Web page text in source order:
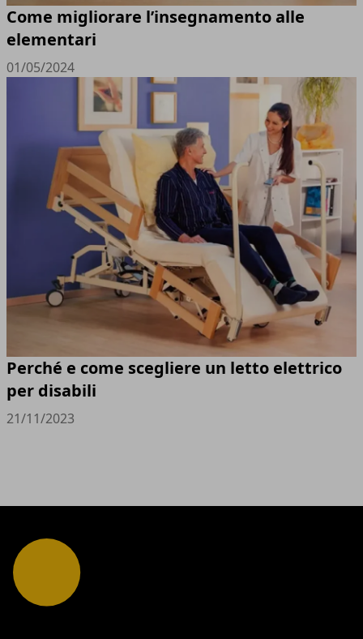
Come migliorare l’insegnamento alle
elementari
01/05/2024
Perché e come scegliere un letto elettrico
per disabili
21/11/2023